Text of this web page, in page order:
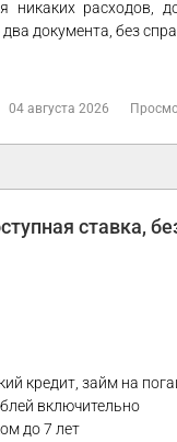
никаких расходов,
документа, без
04 августа 2026
ставка,
кредит, займ на
включительно
до 7 лет